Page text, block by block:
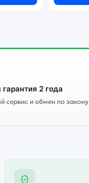
2 года
сервис и обмен по закону